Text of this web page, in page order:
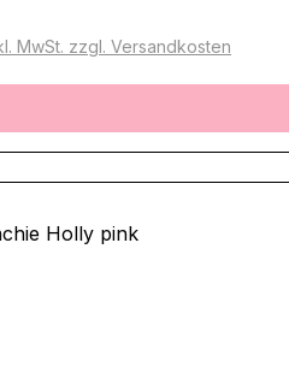
Preis:
MwSt. zzgl. Versandkosten